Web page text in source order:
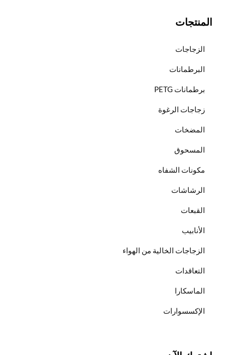
المنتجات
الزجاجات
البرطمانات
برطمانات PETG
زجاجات الرغوة
المضخات
المسحوق
مكونات الشفاه
الرشاشات
القبعات
الأنابيب
الزجاجات الخالية من الهواء
التعاقدات
الماسكارا
الإكسسوارات